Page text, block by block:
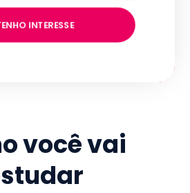
INTERESSE
você vai